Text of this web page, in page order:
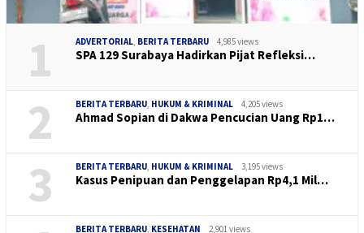
1 ADVERTORIAL, BERITA TERBARU 4,985 views
SPA 129 Surabaya Hadirkan Pijat Refleksi…
2 BERITA TERBARU, HUKUM & KRIMINAL 4,205 views
Ahmad Sopian di Dakwa Pencucian Uang Rp1…
3 BERITA TERBARU, HUKUM & KRIMINAL 3,195 views
Kasus Penipuan dan Penggelapan Rp4,1 Mil…
BERITA TERBARU, KESEHATAN 2,901 views